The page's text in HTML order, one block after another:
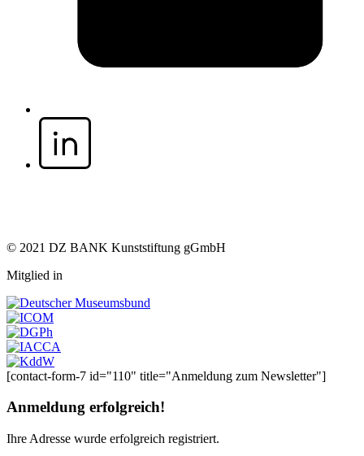
© 2021 DZ BANK Kunststiftung gGmbH
Mitglied in
[contact-form-7 id="110" title="Anmeldung zum Newsletter"]
Anmeldung erfolgreich!
Ihre Adresse wurde erfolgreich registriert.